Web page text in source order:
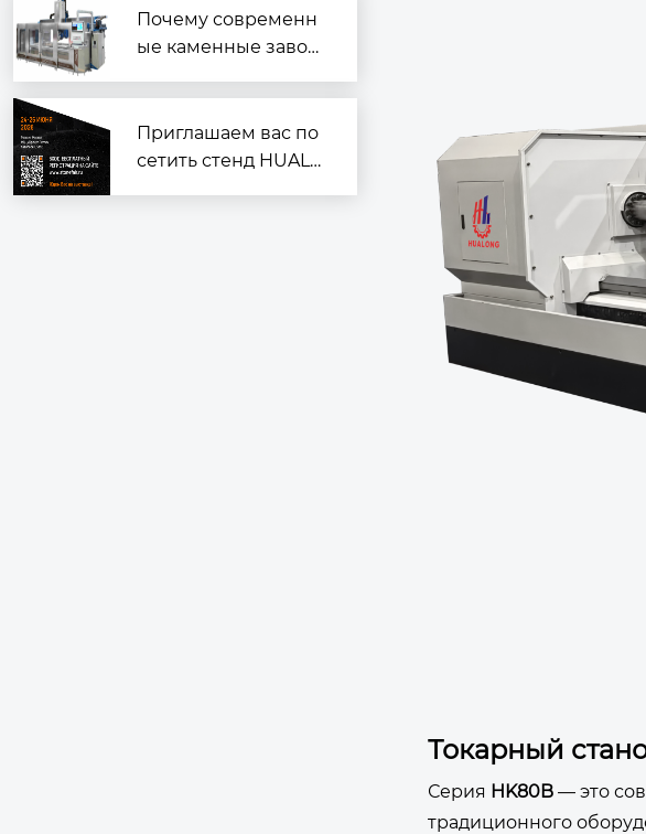
Почему современн
ые каменные завод
Приглашаем вас по
сетить стенд HUALO
Токарный
Серия HK80B — это
традиционного